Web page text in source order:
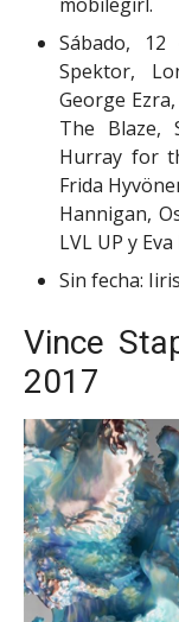
Sábado,
Spektor,
George
The Blaze,
Hurray for
Frida
Hannigan,
LVL UP y
Sin fecha:
Vince
2017